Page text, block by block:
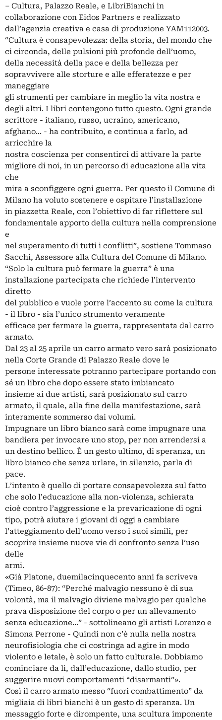
– Cultura, Palazzo Reale, e LibriBianchi in
collaborazione con Eidos Partners e realizzato
dall’agenzia creativa e casa di produzione YAM112003.
“Cultura è consapevolezza: della storia, del mondo che
ci circonda, delle pulsioni più profonde dell’uomo,
della necessità della pace e della bellezza per
sopravvivere alle storture e alle efferatezze e per
maneggiare
gli strumenti per cambiare in meglio la vita nostra e
degli altri. I libri contengono tutto questo. Ogni grande
scrittore - italiano, russo, ucraino, americano,
afghano... - ha contribuito, e continua a farlo, ad
arricchire la
nostra coscienza per consentirci di attivare la parte
migliore di noi, in un percorso di educazione alla vita
che
mira a sconfiggere ogni guerra. Per questo il Comune di
Milano ha voluto sostenere e ospitare l’installazione
in piazzetta Reale, con l’obiettivo di far riflettere sul
fondamentale apporto della cultura nella comprensione
e
nel superamento di tutti i conflitti”, sostiene Tommaso
Sacchi, Assessore alla Cultura del Comune di Milano.
“Solo la cultura può fermare la guerra” è una
installazione partecipata che richiede l’intervento
diretto
del pubblico e vuole porre l’accento su come la cultura
- il libro - sia l’unico strumento veramente
efficace per fermare la guerra, rappresentata dal carro
armato.
Dal 23 al 25 aprile un carro armato vero sarà posizionato
nella Corte Grande di Palazzo Reale dove le
persone interessate potranno partecipare portando con
sé un libro che dopo essere stato imbiancato
insieme ai due artisti, sarà posizionato sul carro
armato, il quale, alla fine della manifestazione, sarà
interamente sommerso dai volumi.
Impugnare un libro bianco sarà come impugnare una
bandiera per invocare uno stop, per non arrendersi a
un destino bellico. È un gesto ultimo, di speranza, un
libro bianco che senza urlare, in silenzio, parla di
pace.
L’intento è quello di portare consapevolezza sul fatto
che solo l’educazione alla non-violenza, schierata
cioè contro l’aggressione e la prevaricazione di ogni
tipo, potrà aiutare i giovani di oggi a cambiare
l’atteggiamento dell’uomo verso i suoi simili, per
scoprire insieme nuove vie di confronto senza l’uso
delle
armi.
«Già Platone, duemilacinquecento anni fa scriveva
(Timeo, 86-87): “Perché malvagio nessuno è di sua
volontà, ma il malvagio diviene malvagio per qualche
prava disposizione del corpo o per un allevamento
senza educazione...” - sottolineano gli artisti Lorenzo e
Simona Perrone - Quindi non c’è nulla nella nostra
neurofisiologia che ci costringa ad agire in modo
violento e letale, è solo un fatto culturale. Dobbiamo
cominciare da lì, dall’educazione, dallo studio, per
suggerire nuovi comportamenti “disarmanti”».
Così il carro armato messo “fuori combattimento” da
migliaia di libri bianchi è un gesto di speranza. Un
messaggio forte e dirompente, una scultura imponente